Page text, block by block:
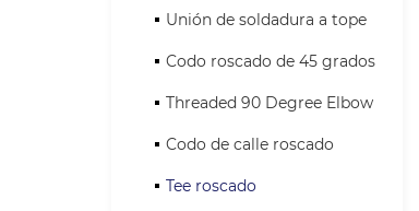
Unión de soldadura a tope
Codo roscado de 45 grados
Threaded 90 Degree Elbow
Codo de calle roscado
Tee roscado